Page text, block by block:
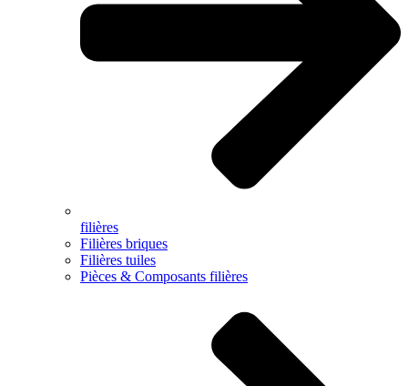
filières
Filières briques
Filières tuiles
Pièces & Composants filières